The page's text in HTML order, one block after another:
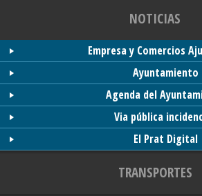
NOTICIAS
Empresa y Comercios
Ayuntamiento
Agenda del
Via pública
El Prat Digital
TRANSPORTES